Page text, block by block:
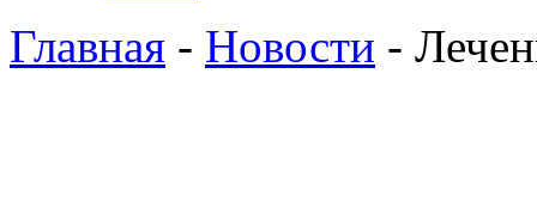
Главная - Новости -